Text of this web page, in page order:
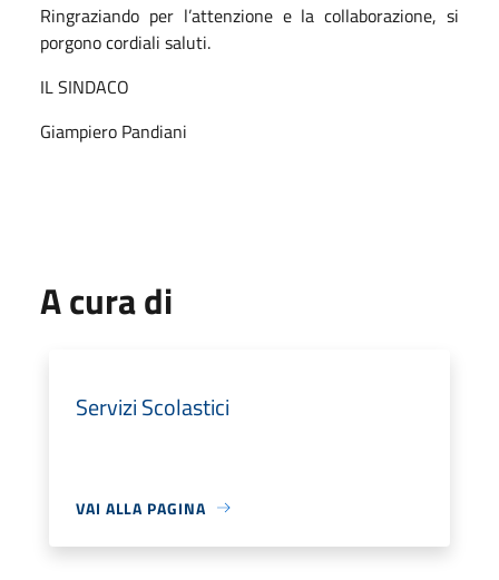
Ringraziando per l’attenzione e la collaborazione, si
porgono cordiali saluti.
IL SINDACO
Giampiero Pandiani
A cura di
Servizi Scolastici
VAI ALLA PAGINA